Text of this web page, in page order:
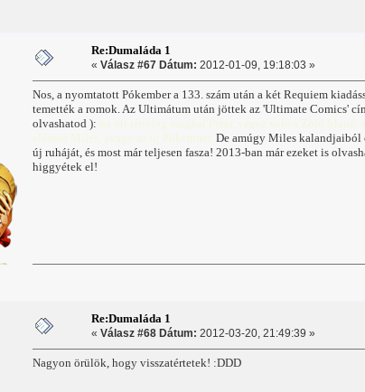
Re:Dumaláda 1
« Válasz #67 Dátum: 2012-01-09, 19:18:03 »
Nos, a nyomtatott Pókember a 133. szám után a két Requiem
temették a romok. Az Ultimátum után jöttek az 'Ultimate Comics'
olvashatod ): na ott tényleg meghal Peter, végez vele a Zöld
először Miles, avagy az új Pókember. De amúgy Miles kalandjaiból
új ruháját, és most már teljesen fasza! 2013-ban már ezeket is
higgyétek el!
Re:Dumaláda 1
« Válasz #68 Dátum: 2012-03-20, 21:49:39 »
Nagyon örülök, hogy visszatértetek! :DDD